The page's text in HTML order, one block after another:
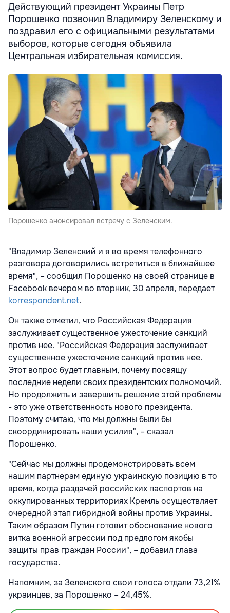
Действующий президент Украины Петр
Порошенко позвонил Владимиру Зеленскому и
поздравил его с официальными результатами
выборов, которые сегодня объявила
Центральная избирательная комиссия.
Порошенко анонсировал встречу с Зеленским.
"Владимир Зеленский и я во время телефонного
разговора договорились встретиться в ближайшее
время", – сообщил Порошенко на своей странице в
Facebook вечером во вторник, 30 апреля, передает
korrespondent.net.
Он также отметил, что Российская Федерация
заслуживает существенное ужесточение санкций
против нее. "Российская Федерация заслуживает
существенное ужесточение санкций против нее.
Этот вопрос будет главным, почему посвящу
последние недели своих президентских полномочий.
Но продолжить и завершить решение этой проблемы
- это уже ответственность нового президента.
Поэтому считаю, что мы должны были бы
скоординировать наши усилия", – сказал
Порошенко.
"Сейчас мы должны продемонстрировать всем
нашим партнерам единую украинскую позицию в то
время, когда раздачей российских паспортов на
оккупированных территориях Кремль осуществляет
очередной этап гибридной войны против Украины.
Таким образом Путин готовит обоснование нового
витка военной агрессии под предлогом якобы
защиты прав граждан России", – добавил глава
государства.
Напомним, за Зеленского свои голоса отдали 73,21%
украинцев, за Порошенко – 24,45%.